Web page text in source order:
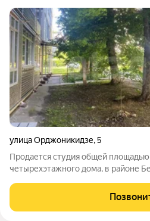
улица Орджоникидзе,5
Продается студия общей
четырехэтажного дома, в районе
качественных материалов,
доступности есть все необходимое